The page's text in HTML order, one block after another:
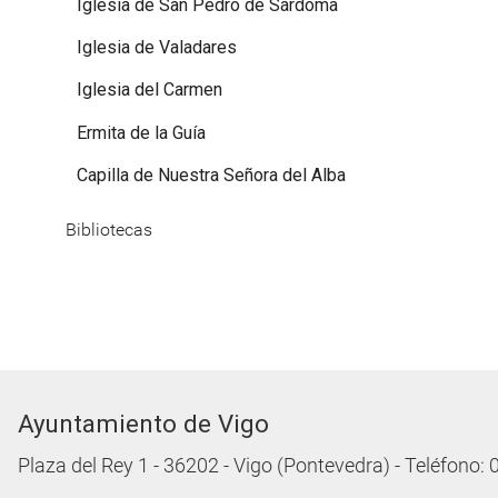
Iglesia de San Pedro de Sárdoma
Iglesia de Valadares
Iglesia del Carmen
Ermita de la Guía
Capilla de Nuestra Señora del Alba
Bibliotecas
Ayuntamiento de Vigo
Plaza del Rey 1 - 36202 - Vigo (Pontevedra) - Teléfono: